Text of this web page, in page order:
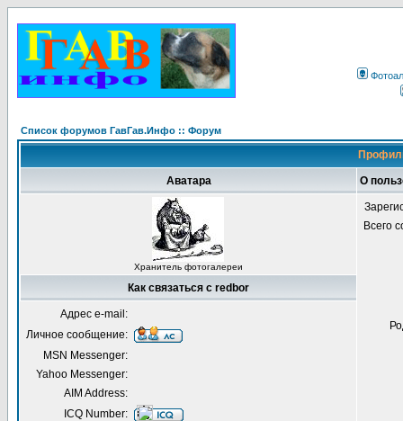
Список форумов ГавГав.Инфо :: Форум
Аватара О
Хранитель фотогалереи
Всего
Как связаться с redbor
Адрес e-mail:
Личное сообщение:
MSN Messenger:
Yahoo Messenger:
AIM Address:
ICQ Number: